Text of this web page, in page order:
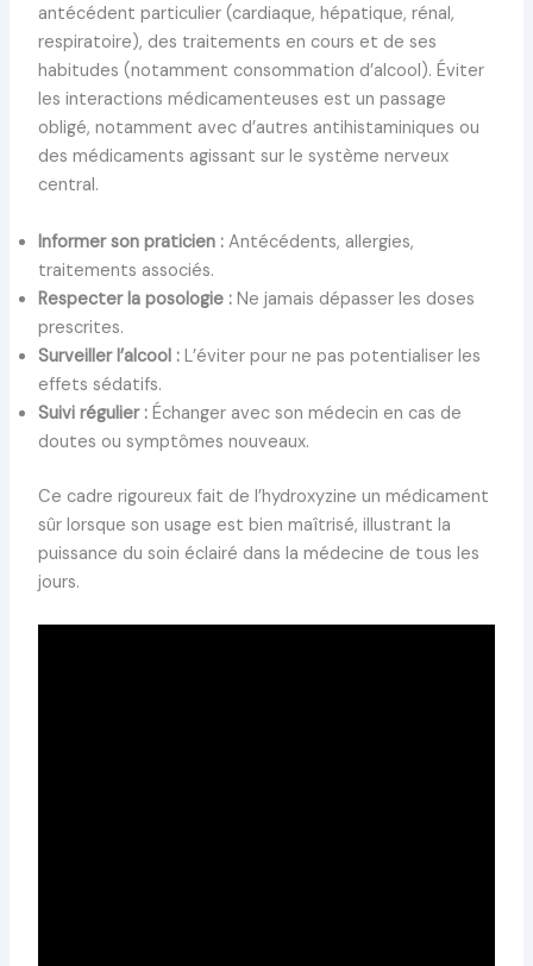
antécédent particulier (cardiaque, hépatique, rénal,
respiratoire), des traitements en cours et de ses
habitudes (notamment consommation d’alcool). Éviter
les interactions médicamenteuses est un passage
obligé, notamment avec d’autres antihistaminiques ou
des médicaments agissant sur le système nerveux
central.
Informer son praticien :Antécédents, allergies,
traitements associés.
Respecter la posologie :Ne jamais dépasser les doses
prescrites.
Surveiller l’alcool :L’éviter pour ne pas potentialiser les
effets sédatifs.
Suivi régulier :Échanger avec son médecin en cas de
doutes ou symptômes nouveaux.
Ce cadre rigoureux fait de l’hydroxyzine un médicament
sûr lorsque son usage est bien maîtrisé, illustrant la
puissance du soin éclairé dans la médecine de tous les
jours.